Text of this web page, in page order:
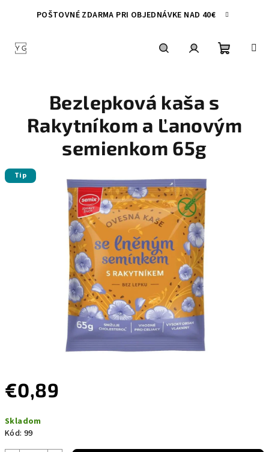
POŠTOVNÉ ZDARMA PRI OBJEDNÁVKE NAD 40€
€0,89
cena:
Skladom
Kód: 99
Bezlepková kaša s
Rakytníkom a Ľanovým
semienkom 65g
Tip